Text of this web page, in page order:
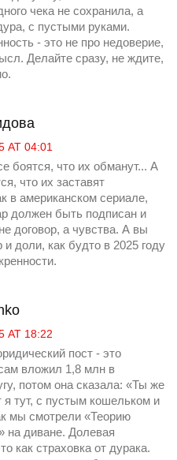
чека не сохранила, а
с пустыми руками.
- это не про недоверие,
Делайте сразу, не ждите,
AT 04:01
боятся, что их обманут... А
что их заставят
в американском сериале,
должен быть подписан и
договор, а чувства. А вы
и доли, как будто в 2025 году
AT 18:22
пост - это
вложил 1,8 млн в
потом она сказала: «Ты же
я тут, с пустым кошельком и
мы смотрели «Теорию
на диване. Долевая
как страховка от дурака.